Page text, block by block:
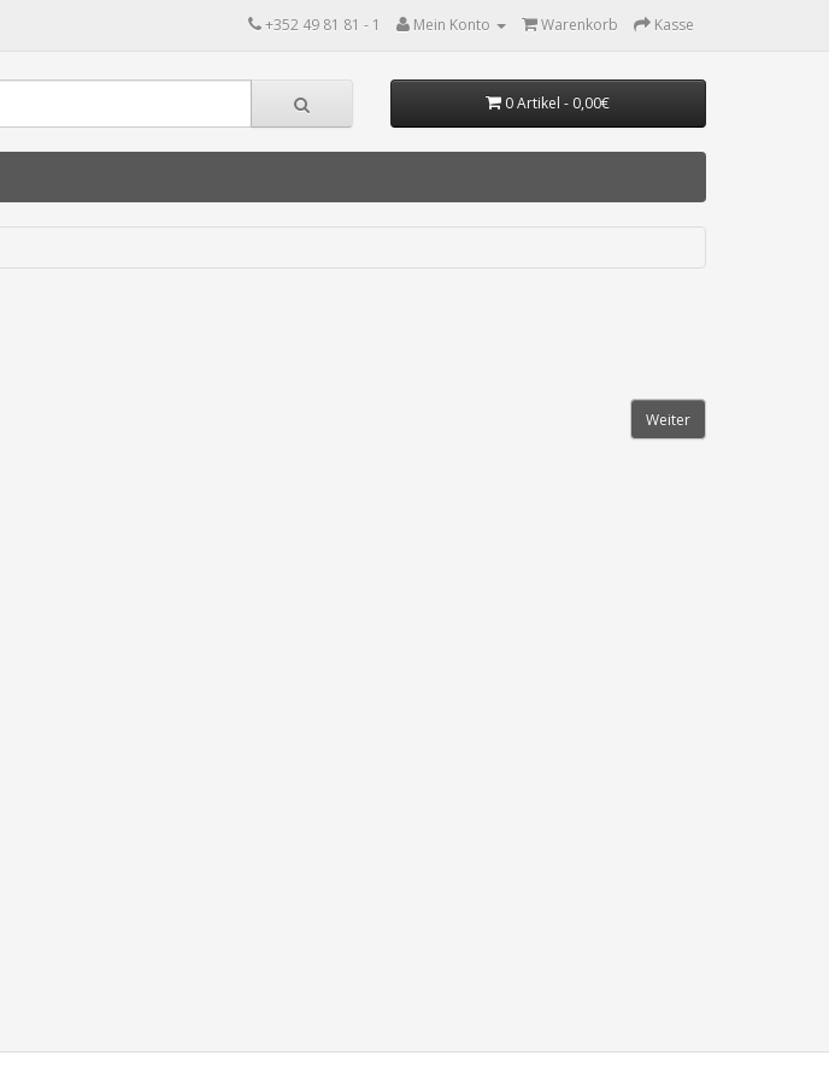
+352 49 81 81 - 1 Mein Konto Warenkorb Kasse
0 Artikel - 0,00€
Weiter